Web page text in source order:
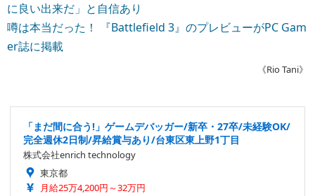
に良い出来だ」と自信あり
噂は本当だった！ 『Battlefield 3』のプレビューがPC Gam
er誌に掲載
《Rio Tani》
「まだ間に合う!」ゲームデバッガー/新卒・27卒/未経験OK/
完全週休2日制/昇給賞与あり/台東区東上野1丁目
株式会社enrich technology
東京都
月給25万4,200円～32万円